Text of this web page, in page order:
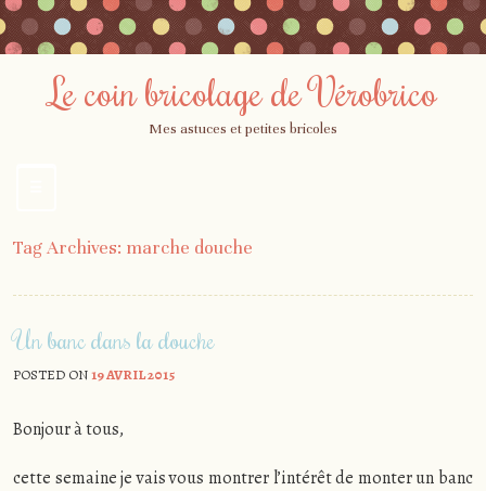
Le coin bricolage de Vérobrico
Mes astuces et petites bricoles
Tag Archives: marche douche
Un banc dans la douche
POSTED ON19 AVRIL 2015
Bonjour à tous,
cette semaine je vais vous montrer l’intérêt de monter un banc